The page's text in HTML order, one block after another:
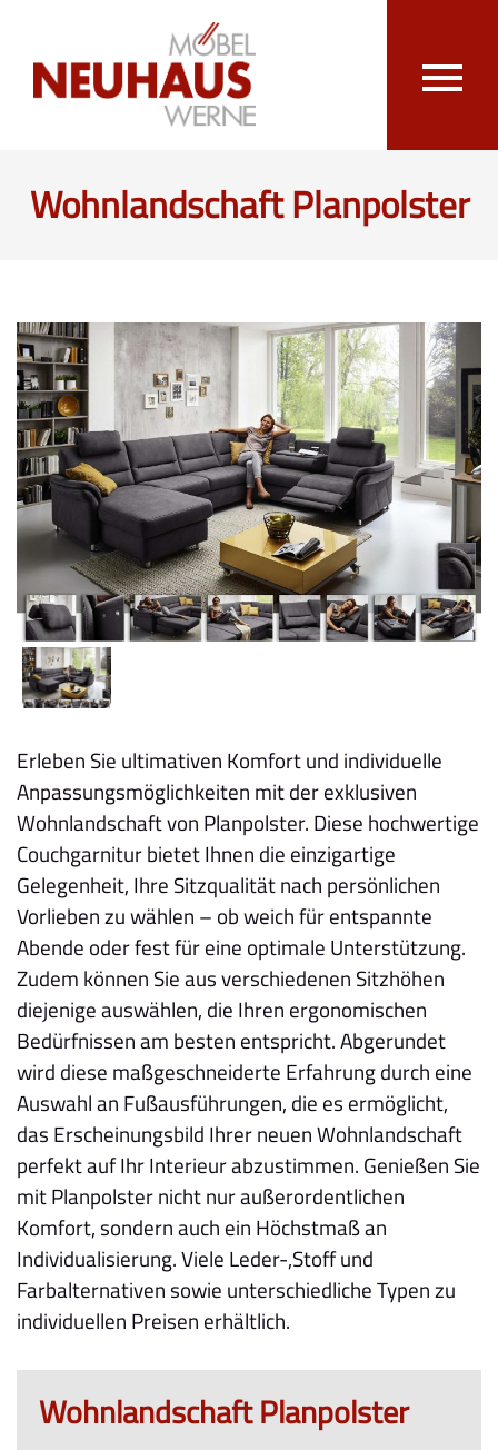
Wohnlandschaft Planpolster
Erleben Sie ultimativen Komfort und individuelle
Anpassungsmöglichkeiten mit der exklusiven
Wohnlandschaft von Planpolster. Diese hochwertige
Couchgarnitur bietet Ihnen die einzigartige
Gelegenheit, Ihre Sitzqualität nach persönlichen
Vorlieben zu wählen – ob weich für entspannte
Abende oder fest für eine optimale Unterstützung.
Zudem können Sie aus verschiedenen Sitzhöhen
diejenige auswählen, die Ihren ergonomischen
Bedürfnissen am besten entspricht. Abgerundet
wird diese maßgeschneiderte Erfahrung durch eine
Auswahl an Fußausführungen, die es ermöglicht,
das Erscheinungsbild Ihrer neuen Wohnlandschaft
perfekt auf Ihr Interieur abzustimmen. Genießen Sie
mit Planpolster nicht nur außerordentlichen
Komfort, sondern auch ein Höchstmaß an
Individualisierung. Viele Leder-,Stoff und
Farbalternativen sowie unterschiedliche Typen zu
individuellen Preisen erhältlich.
Wohnlandschaft Planpolster